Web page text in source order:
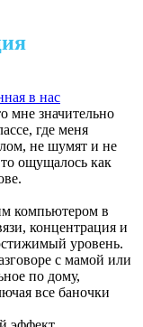
в нас
мне значительно
где меня
не шумят и не
ощущалось как
компьютером в
концентрация и
уровень.
с мамой или
по дому,
все баночки